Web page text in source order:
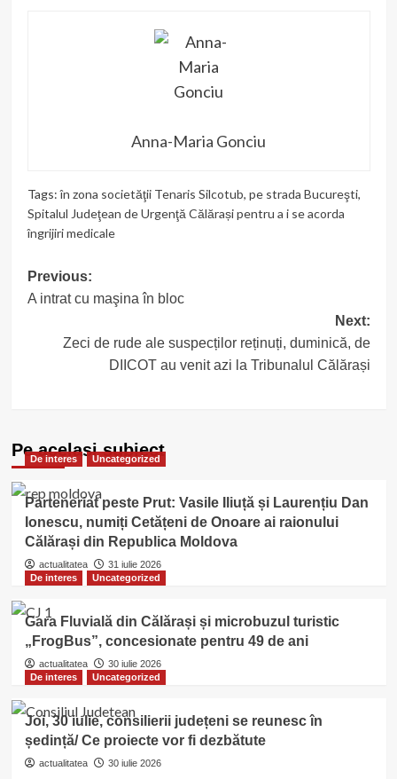
Anna-Maria Gonciu
Tags:în zona societăţii Tenaris Silcotub, pe strada Bucureşti,
Spitalul Judeţean de Urgenţă Călărași pentru a i se acorda
îngrijiri medicale
Post
navigation
Previous:
A intrat cu maşina în bloc
Next:
Zeci de rude ale suspecților reținuți, duminică, de
DIICOT au venit azi la Tribunalul Călărași
Pe acelasi subiect
De interes Uncategorized
Parteneriat peste Prut: Vasile Iliuță și Laurențiu Dan
Ionescu, numiți Cetățeni de Onoare ai raionului
Călărași din Republica Moldova
actualitatea
31 iulie 2026
De interes
Uncategorized
Gara Fluvială din Călărași și microbuzul turistic
„FrogBus”, concesionate pentru 49 de ani
actualitatea
30 iulie 2026
De interes
Uncategorized
Joi, 30 iulie, consilierii județeni se reunesc în
ședință/ Ce proiecte vor fi dezbătute
actualitatea 30 iulie 2026